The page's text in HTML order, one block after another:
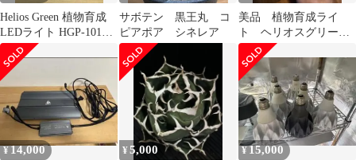
Helios Green 植物育成
LEDライト HGP-101水
槽ライト 水槽ライト
LED 照明 アクアリウム
水草育成 高輝度 省エネ
観賞魚 人気 長寿命 明
るさ調整 インテリア お
しゃれ
サボテン 黒王丸 コ
ピアポア シネレア
美品 植物育成ライ
ト ヘリオスグリーン
LED 6W E26 UVランプ
¥14,000 ¥5,000 ¥15,000